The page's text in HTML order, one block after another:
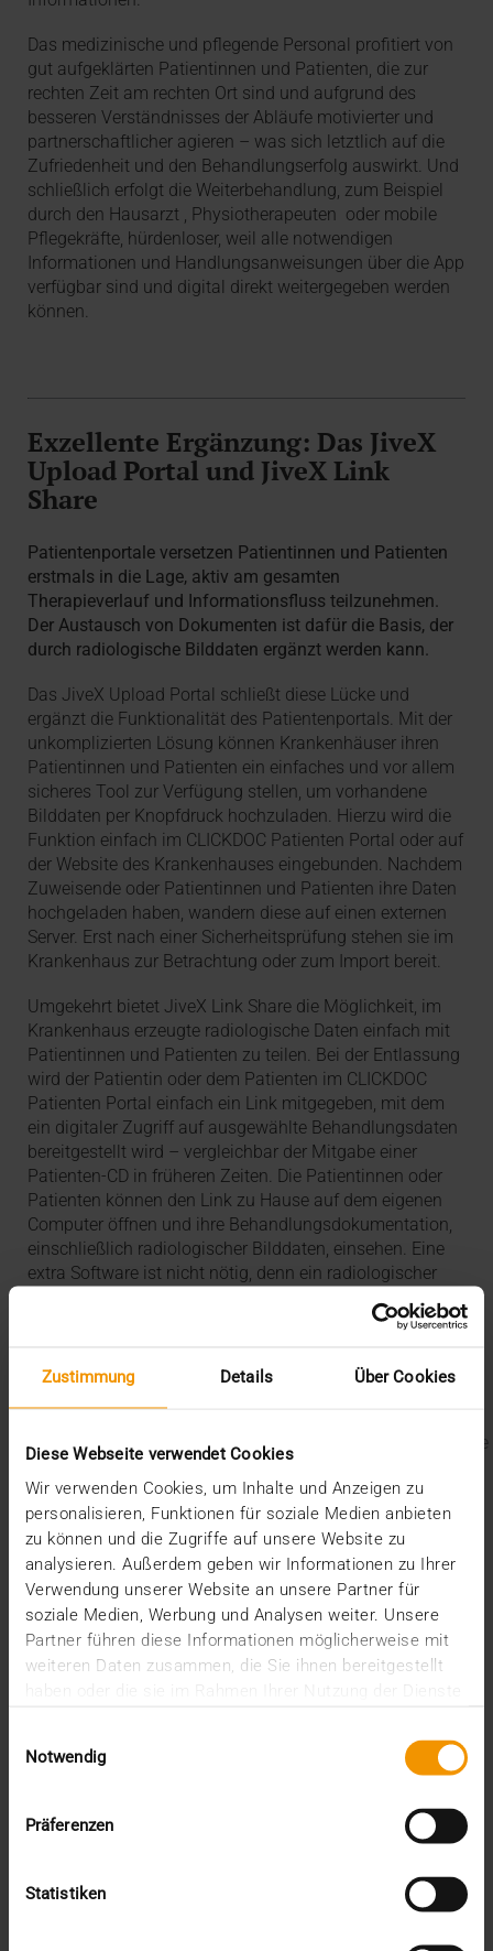
Zustimmung Details Über Cookies
Diese Webseite verwendet Cookies
Wir verwenden Cookies, um Inhalte und Anzeigen zu
personalisieren, Funktionen für soziale Medien anbieten
zu können und die Zugriffe auf unsere Website zu
analysieren. Außerdem geben wir Informationen zu Ihrer
Verwendung unserer Website an unsere Partner für
soziale Medien, Werbung und Analysen weiter. Unsere
Partner führen diese Informationen möglicherweise mit
weiteren Daten zusammen, die Sie ihnen bereitgestellt
Notwendig
Präferenzen
Statistiken
Das medizinische und pflegende Personal profitiert von
gut aufgeklärten Patientinnen und Patienten, die zur
rechten Zeit am rechten Ort sind und aufgrund des
besseren Verständnisses der Abläufe motivierter und
partnerschaftlicher agieren – was sich letztlich auf die
Zufriedenheit und den Behandlungserfolg auswirkt. Und
schließlich erfolgt die Weiterbehandlung, zum Beispiel
durch den Hausarzt , Physiotherapeuten oder mobile
Pflegekräfte, hürdenloser, weil alle notwendigen
Informationen und Handlungsanweisungen über die App
verfügbar sind und digital direkt weitergegeben werden
können.
Exzellente Ergänzung: Das JiveX
Upload Portal und JiveX Link
Share
Patientenportale versetzen Patientinnen und Patienten
erstmals in die Lage, aktiv am gesamten
Therapieverlauf und Informationsfluss teilzunehmen.
Der Austausch von Dokumenten ist dafür die Basis, der
durch radiologische Bilddaten ergänzt werden kann.
Das JiveX Upload Portal schließt diese Lücke und
ergänzt die Funktionalität des Patientenportals. Mit der
unkomplizierten Lösung können Krankenhäuser ihren
Patientinnen und Patienten ein einfaches und vor allem
sicheres Tool zur Verfügung stellen, um vorhandene
Bilddaten per Knopfdruck hochzuladen. Hierzu wird die
Funktion einfach im CLICKDOC Patienten Portal oder auf
der Website des Krankenhauses eingebunden. Nachdem
Zuweisende oder Patientinnen und Patienten ihre Daten
hochgeladen haben, wandern diese auf einen externen
Server. Erst nach einer Sicherheitsprüfung stehen sie im
Krankenhaus zur Betrachtung oder zum Import bereit.
Umgekehrt bietet JiveX Link Share die Möglichkeit, im
Krankenhaus erzeugte radiologische Daten einfach mit
Patientinnen und Patienten zu teilen. Bei der Entlassung
wird der Patientin oder dem Patienten im CLICKDOC
Patienten Portal einfach ein Link mitgegeben, mit dem
ein digitaler Zugriff auf ausgewählte Behandlungsdaten
bereitgestellt wird – vergleichbar der Mitgabe einer
Patienten-CD in früheren Zeiten. Die Patientinnen oder
Patienten können den Link zu Hause auf dem eigenen
Computer öffnen und ihre Behandlungsdokumentation,
einschließlich radiologischer Bilddaten, einsehen. Eine
extra Software ist nicht nötig, denn ein radiologischer
Bildbetrachter öffnet sich automatisch im Browser mit.
Der EU AI Act im Krankenhaus: So betten Sie KI in Ihre
Radiologie ein
Mehrwert durch Synergien
So kommen Dokumente automatisch in die ePA
Ein Dutzend Gütesiegel
Kategorien
CSR
Events
Overview
Standard Echo